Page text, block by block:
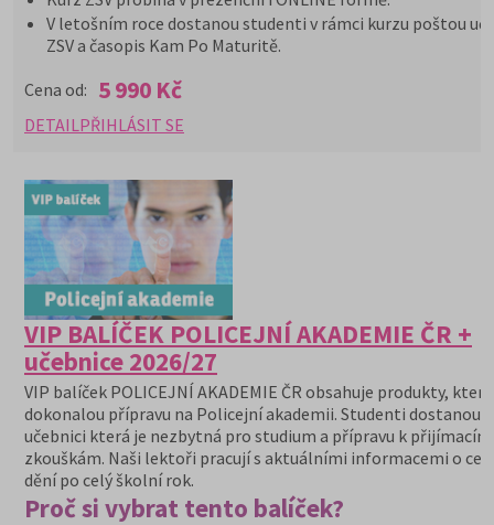
V letošním roce dostanou studenti v rámci kurzu poštou
ZSV a časopis Kam Po Maturitě.
Cena od: 5 990 Kč
DETAIL PŘIHLÁSIT SE
VIP BALÍČEK POLICEJNÍ AKADEMIE ČR +
učebnice 2026/27
VIP balíček POLICEJNÍ AKADEMIE ČR obsahuje produkty,
dokonalou přípravu na Policejní akademii. Studenti dostanou
učebnici která je nezbytná pro studium a přípravu k přijímacím
zkouškám. Naši lektoři pracují s aktuálními informacemi o
dění po celý školní rok.
Proč si vybrat tento balíček?